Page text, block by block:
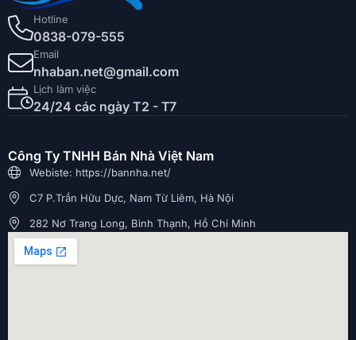
Hotline
0838-079-555
Email
nhaban.net@gmail.com
Lịch làm việc
24/24 các ngày T2 - T7
Công Ty TNHH Bán Nhà Việt Nam
Webiste: https://bannha.net/
C7 P.Trần Hữu Dực, Nam Từ Liêm, Hà Nội
282 Nơ Trang Long, Bình Thạnh, Hồ Chí Minh